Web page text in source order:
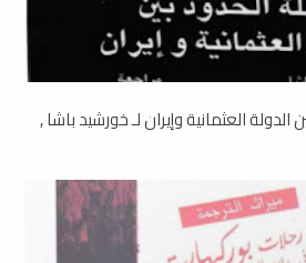
العثمانية وإيران لـ خورشيد باشا ,